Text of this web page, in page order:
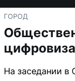
ГОРОД
На заседании в